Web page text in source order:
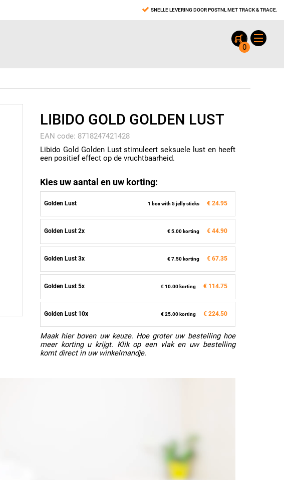
SNELLE LEVERING DOOR POSTNL MET TRACK & TRACE.
0
LIBIDO GOLD GOLDEN LUST
EAN code: 8718247421428
Libido Gold Golden Lust stimuleert seksuele lust en heeft
een positief effect op de vruchtbaarheid.
Kies uw aantal en uw korting:
Golden Lust 1 box with 5 jelly sticks € 24.95
Golden Lust 2x € 5.00 korting € 44.90
Golden Lust 3x € 7.50 korting € 67.35
Golden Lust 5x € 10.00 korting € 114.75
Golden Lust 10x € 25.00 korting € 224.50
Maak hier boven uw keuze. Hoe groter uw bestelling hoe
meer korting u krijgt. Klik op een vlak en uw bestelling
komt direct in uw winkelmandje.